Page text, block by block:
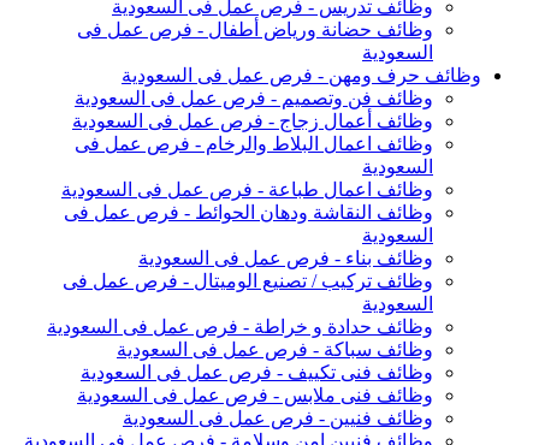
وظائف تدريس - فرص عمل فى السعودية
وظائف حضانة ورياض أطفال - فرص عمل فى
السعودية
وظائف حرف ومهن - فرص عمل فى السعودية
وظائف فن وتصميم - فرص عمل فى السعودية
وظائف أعمال زجاج - فرص عمل فى السعودية
وظائف اعمال البلاط والرخام - فرص عمل فى
السعودية
وظائف اعمال طباعة - فرص عمل فى السعودية
وظائف النقاشة ودهان الحوائط - فرص عمل فى
السعودية
وظائف بناء - فرص عمل فى السعودية
وظائف تركيب / تصنيع الوميتال - فرص عمل فى
السعودية
وظائف حدادة و خراطة - فرص عمل فى السعودية
وظائف سباكة - فرص عمل فى السعودية
وظائف فنى تكييف - فرص عمل فى السعودية
وظائف فنى ملابس - فرص عمل فى السعودية
وظائف فنيين - فرص عمل فى السعودية
وظائف فنيين امن وسلامة - فرص عمل فى السعودية